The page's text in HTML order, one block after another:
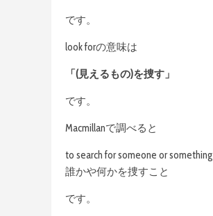
です。
look forの意味は
「(見えるもの)を捜す」
です。
Macmillanで調べると
to search for someone or something
誰かや何かを捜すこと
です。